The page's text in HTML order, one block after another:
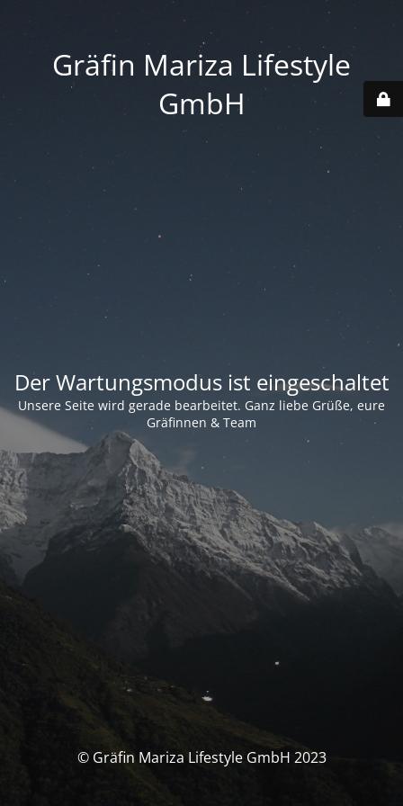
Gräfin Mariza Lifestyle
GmbH
Der Wartungsmodus ist eingeschaltet
Unsere Seite wird gerade bearbeitet. Ganz liebe Grüße, eure
Gräfinnen & Team
© Gräfin Mariza Lifestyle GmbH 2023